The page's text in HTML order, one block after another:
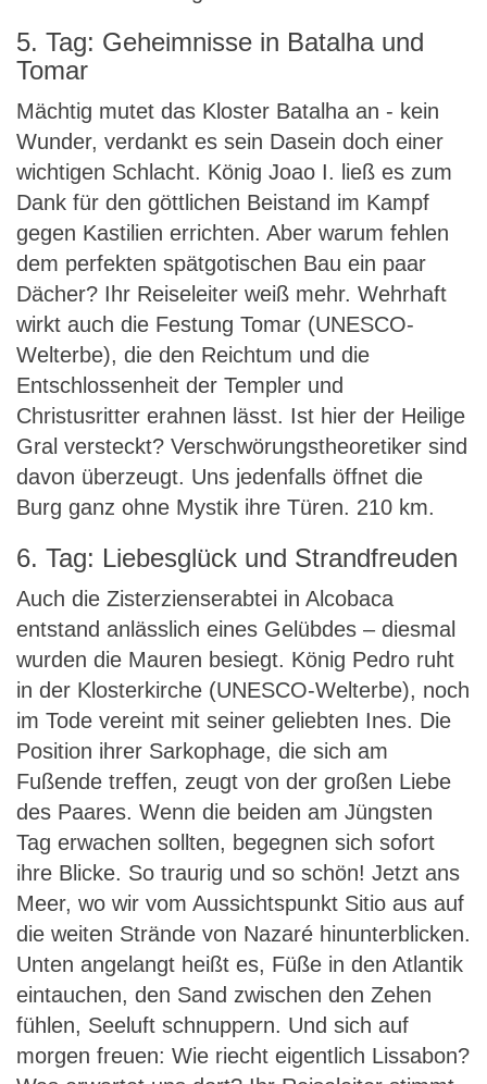
5. Tag: Geheimnisse in Batalha und
Tomar
Mächtig mutet das Kloster Batalha an - kein
Wunder, verdankt es sein Dasein doch einer
wichtigen Schlacht. König Joao I. ließ es zum
Dank für den göttlichen Beistand im Kampf
gegen Kastilien errichten. Aber warum fehlen
dem perfekten spätgotischen Bau ein paar
Dächer? Ihr Reiseleiter weiß mehr. Wehrhaft
wirkt auch die Festung Tomar (UNESCO-
Welterbe), die den Reichtum und die
Entschlossenheit der Templer und
Christusritter erahnen lässt. Ist hier der Heilige
Gral versteckt? Verschwörungstheoretiker sind
davon überzeugt. Uns jedenfalls öffnet die
Burg ganz ohne Mystik ihre Türen. 210 km.
6. Tag: Liebesglück und Strandfreuden
Auch die Zisterzienserabtei in Alcobaca
entstand anlässlich eines Gelübdes – diesmal
wurden die Mauren besiegt. König Pedro ruht
in der Klosterkirche (UNESCO-Welterbe), noch
im Tode vereint mit seiner geliebten Ines. Die
Position ihrer Sarkophage, die sich am
Fußende treffen, zeugt von der großen Liebe
des Paares. Wenn die beiden am Jüngsten
Tag erwachen sollten, begegnen sich sofort
ihre Blicke. So traurig und so schön! Jetzt ans
Meer, wo wir vom Aussichtspunkt Sitio aus auf
die weiten Strände von Nazaré hinunterblicken.
Unten angelangt heißt es, Füße in den Atlantik
eintauchen, den Sand zwischen den Zehen
fühlen, Seeluft schnuppern. Und sich auf
morgen freuen: Wie riecht eigentlich Lissabon?